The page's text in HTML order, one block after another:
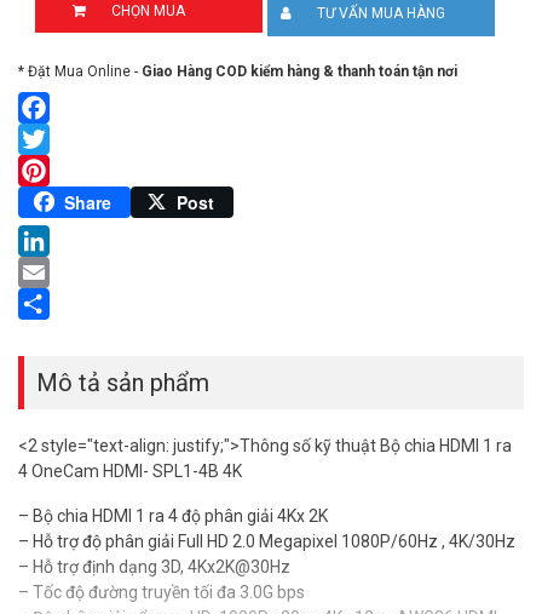
CHỌN MUA TƯ VẤN MUA HÀNG
* Đặt Mua Online - Giao Hàng COD kiểm hàng & thanh toán tận nơi
Facebook
Twitter
Pinterest
Share Post
LinkedIn
Email
Mô tả sản phẩm
<2 style="text-align: justify;">Thông số kỹ thuật Bộ chia HDMI 1 ra
4 OneCam HDMI- SPL1-4B 4K
– Bộ chia HDMI 1 ra 4 độ phân giải 4Kx 2K
– Hỗ trợ độ phân giải Full HD 2.0 Megapixel 1080P/60Hz , 4K/30Hz
– Hỗ trợ định dạng 3D, 4Kx2K@30Hz
– Tốc độ đường truyền tối đa 3.0G bps